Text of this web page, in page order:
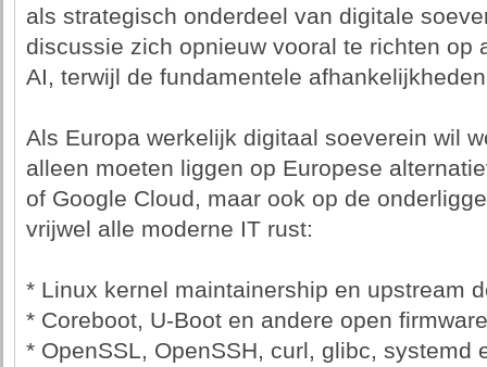
als strategisch onderdeel van digitale
discussie zich opnieuw vooral te richten op
AI, terwijl de fundamentele
Als Europa werkelijk digitaal soeverein wil
alleen moeten liggen op Europese
of Google Cloud, maar ook op de
vrijwel alle moderne IT rust:
* Linux kernel maintainership en upstream
* Coreboot, U-Boot en andere open
* OpenSSL, OpenSSH, curl, glibc, systemd